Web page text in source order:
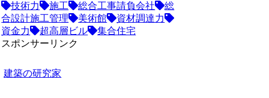
技術力
施工 総合工事請負会社
総
合設計施工管理
美術館
資材調達力
資金力
超高層ビル
集合住宅
スポンサーリンク
建築の研究家